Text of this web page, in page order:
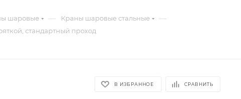
шаровые — Краны шаровые стальные —
стандартный проход
В ИЗБРАННОЕ СРАВНИТЬ